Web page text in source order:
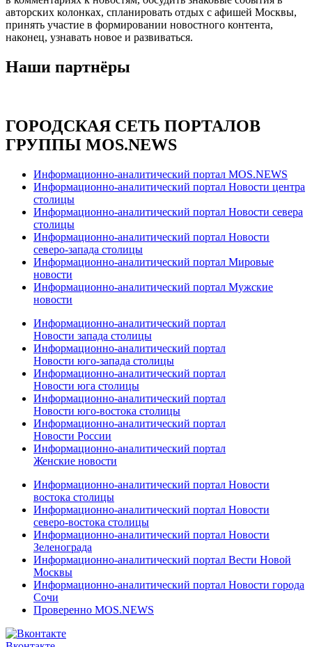
авторских колонках, спланировать отдых с афишей Москвы,
принять участие в формировании новостного контента,
наконец, узнавать новое и развиваться.
Наши партнёры
ГОРОДСКАЯ СЕТЬ ПОРТАЛОВ
ГРУППЫ MOS.NEWS
Информационно-аналитический портал MOS.NEWS
Информационно-аналитический портал Новости центра
столицы
Информационно-аналитический портал Новости севера
столицы
Информационно-аналитический портал Новости
северо-запада столицы
Информационно-аналитический портал Мировые
новости
Информационно-аналитический портал Мужские
новости
Информационно-аналитический портал
Новости запада столицы
Информационно-аналитический портал
Новости юго-запада столицы
Информационно-аналитический портал
Новости юга столицы
Информационно-аналитический портал
Новости юго-востока столицы
Информационно-аналитический портал
Новости России
Информационно-аналитический портал
Женские новости
Информационно-аналитический портал Новости
востока столицы
Информационно-аналитический портал Новости
северо-востока столицы
Информационно-аналитический портал Новости
Зеленограда
Информационно-аналитический портал Вести Новой
Москвы
Информационно-аналитический портал Новости города
Сочи
Проверенно MOS.NEWS